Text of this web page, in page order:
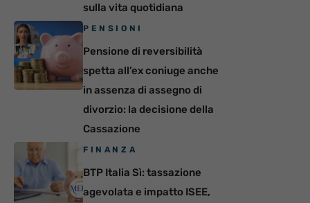
sulla vita quotidiana
PENSIONI
Pensione di reversibilità
spetta all’ex coniuge anche
in assenza di assegno di
divorzio: la decisione della
Cassazione
FINANZA
BTP Italia Sì: tassazione
agevolata e impatto ISEE,